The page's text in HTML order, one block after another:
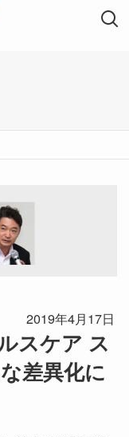
2019年4月17日
スケア ス
差異化に